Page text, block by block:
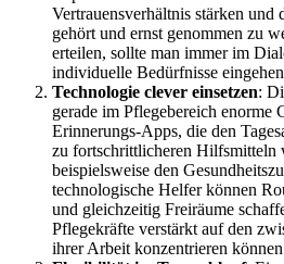
Vertrauensverhältnis stärken und
gehört und ernst genommen zu
erteilen, sollte man immer im
individuelle Bedürfnisse
Technologie clever einsetzen:
gerade im Pflegebereich enorme
Erinnerungs-Apps, die den
zu fortschrittlicheren Hilfsmitteln
beispielsweise den
technologische Helfer können
und gleichzeitig Freiräume
Pflegekräfte verstärkt auf den
ihrer Arbeit konzentrieren